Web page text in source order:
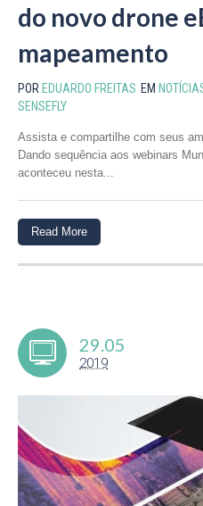
do novo drone
mapeamento
POR EDUARDO FREITAS EM
SENSEFLY
Assista e compartilhe com seus
Dando sequência aos webinars
aconteceu nesta...
Read More
29.05
2019